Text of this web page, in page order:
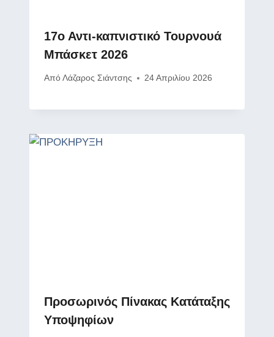
17ο Αντι-καπνιστικό Τουρνουά
Μπάσκετ 2026
Από Λάζαρος Σιάντσης 24 Απριλίου 2026
Προσωρινός Πίνακας Κατάταξης
Υποψηφίων